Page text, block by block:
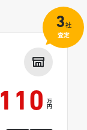
110 万
円
3社
査定